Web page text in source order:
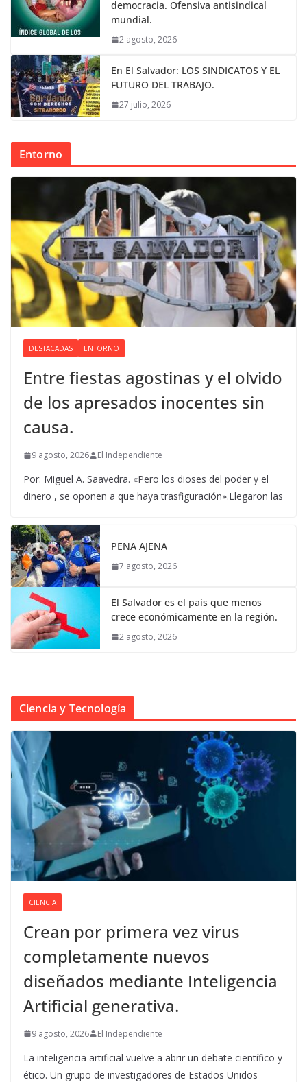
democracia. Ofensiva antisindical
mundial.
2 agosto, 2026
En El Salvador: LOS SINDICATOS Y EL
FUTURO DEL TRABAJO.
27 julio, 2026
Entorno
DESTACADAS ENTORNO
Entre fiestas agostinas y el olvido
de los apresados inocentes sin
causa.
9 agosto, 2026 El Independiente
Por: Miguel A. Saavedra. «Pero los dioses del poder y el
dinero , se oponen a que haya trasfiguración».Llegaron las
PENA AJENA
7 agosto, 2026
El Salvador es el país que menos
crece económicamente en la región.
2 agosto, 2026
Ciencia y Tecnología
CIENCIA
Crean por primera vez virus
completamente nuevos
diseñados mediante Inteligencia
Artificial generativa.
9 agosto, 2026 El Independiente
La inteligencia artificial vuelve a abrir un debate científico y
ético. Un grupo de investigadores de Estados Unidos